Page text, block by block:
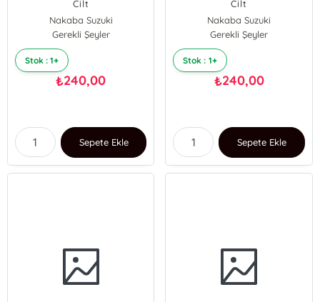
Cilt
Nakaba Suzuki
Gerekli Şeyler
Stok : 1+
₺240,00
Sepete Ekle
Cilt
Nakaba Suzuki
Gerekli Şeyler
Stok : 1+
₺240,00
Sepete Ekle